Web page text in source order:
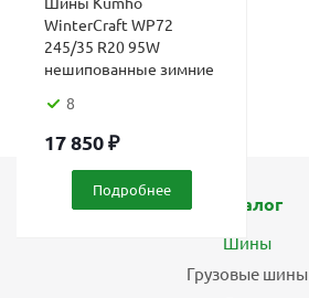
WinterCraft WP72
245/35 R20 95W
нешипованные зимние
8
17 850₽
Подробнее
Каталог
Шины
Грузовые шины